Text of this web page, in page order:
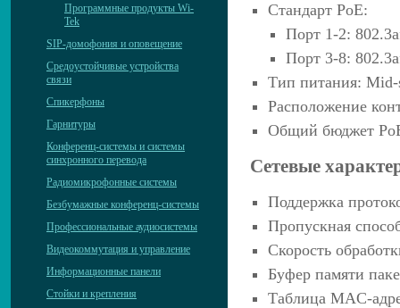
Программные продукты Wi-
Tek
SIP-домофония и оповещение
Средоустойчивые устройства
связи
Спикерфоны
Гарнитуры
Конференц-системы и системы
синхронного перевода
Радиомикрофонные системы
Безбумажные конференц-системы
Профессиональные аудиосистемы
Видеокоммутация и управление
Информационные панели
Стойки и крепления
Стандарт PoE:
Порт 1-2:
Порт 3-8:
Тип питания: Mid-
Расположение
Общий бюджет
Сетевые
Поддержка
Пропускная
Скорость
Буфер памяти
Таблица MAC-